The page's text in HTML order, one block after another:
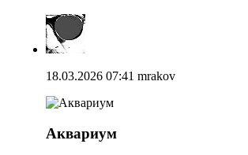
18.03.2026 07:41 mrakov
Аквариум